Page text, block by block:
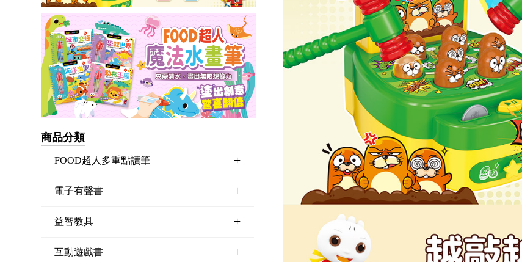
商品分類
FOOD超人多重點讀筆 +
電子有聲書 +
益智教具 +
互動遊戲書 +